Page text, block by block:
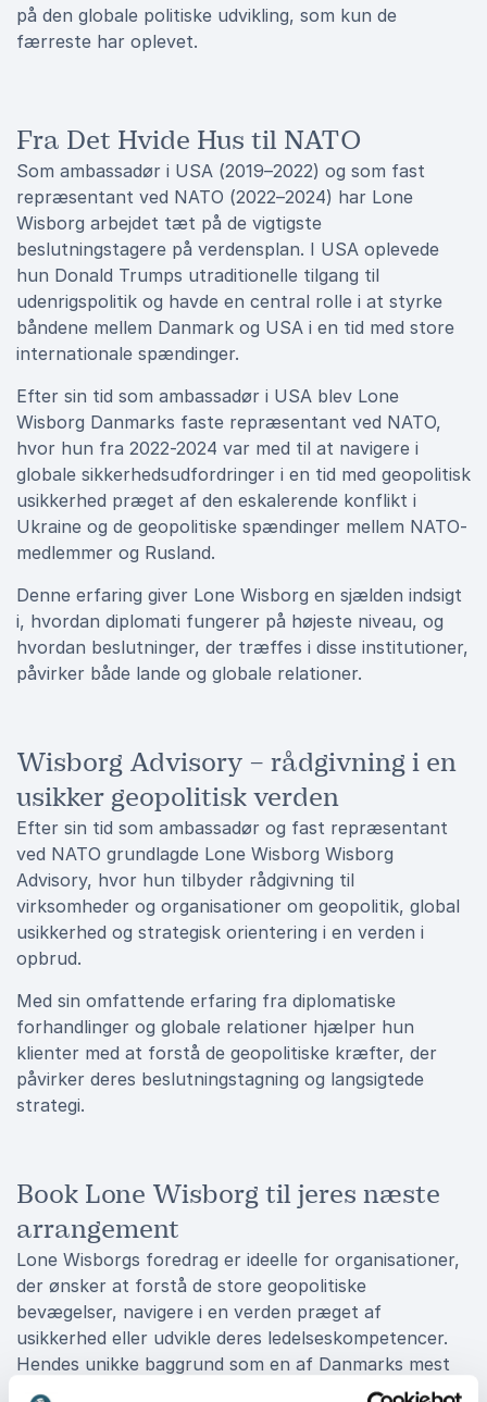
på den globale politiske udvikling, som kun de
færreste har oplevet.
Fra Det Hvide Hus til NATO
Som ambassadør i USA (2019–2022) og som fast
repræsentant ved NATO (2022–2024) har Lone
Wisborg arbejdet tæt på de vigtigste
beslutningstagere på verdensplan. I USA oplevede
hun Donald Trumps utraditionelle tilgang til
udenrigspolitik og havde en central rolle i at styrke
båndene mellem Danmark og USA i en tid med store
internationale spændinger.
Efter sin tid som ambassadør i USA blev Lone
Wisborg Danmarks faste repræsentant ved NATO,
hvor hun fra 2022-2024 var med til at navigere i
globale sikkerhedsudfordringer i en tid med geopolitisk
usikkerhed præget af den eskalerende konflikt i
Ukraine og de geopolitiske spændinger mellem NATO-
medlemmer og Rusland.
Denne erfaring giver Lone Wisborg en sjælden indsigt
i, hvordan diplomati fungerer på højeste niveau, og
hvordan beslutninger, der træffes i disse institutioner,
påvirker både lande og globale relationer.
Wisborg Advisory – rådgivning i en
usikker geopolitisk verden
Efter sin tid som ambassadør og fast repræsentant
ved NATO grundlagde Lone Wisborg Wisborg
Advisory, hvor hun tilbyder rådgivning til
virksomheder og organisationer om geopolitik, global
usikkerhed og strategisk orientering i en verden i
opbrud.
Med sin omfattende erfaring fra diplomatiske
forhandlinger og globale relationer hjælper hun
klienter med at forstå de geopolitiske kræfter, der
påvirker deres beslutningstagning og langsigtede
strategi.
Book Lone Wisborg til jeres næste
arrangement
Lone Wisborgs foredrag er ideelle for organisationer,
der ønsker at forstå de store geopolitiske
bevægelser, navigere i en verden præget af
usikkerhed eller udvikle deres ledelseskompetencer.
Hendes unikke baggrund som en af Danmarks mest
erfarne diplomater giver hende en autoritet, der gør